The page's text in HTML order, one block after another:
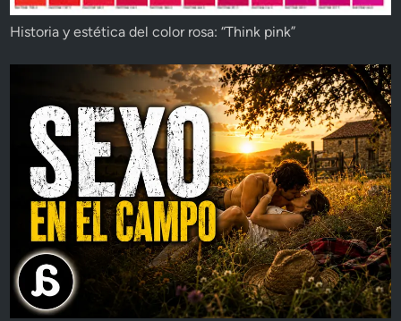
Historia y estética del color rosa: “Think pink”